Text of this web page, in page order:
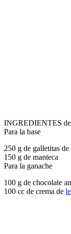
INGREDIENTES
Para la base
250 g de galletitas
150 g de manteca
Para la ganache
100 g de chocolate
100 cc de crema de